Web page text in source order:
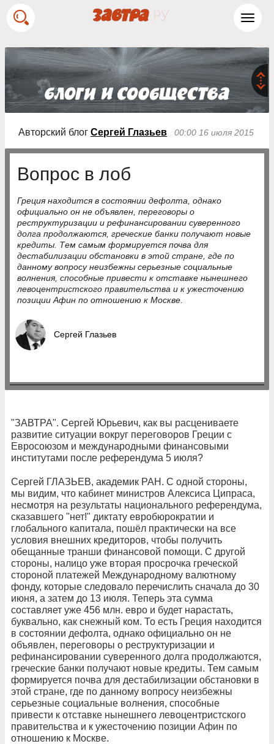
Авторский блог Сергей Глазьев 00:00 16 июля 2015
Вопрос в лоб
Греция находится в состоянии дефолта, однако
официально он не объявлен, переговоры о
реструктуризации и рефинансировании суверенного
долга продолжаются, греческие банки получают новые
кредиты. Тем самым формируется почва для
дестабилизации обстановки в этой стране, где по
данному вопросу неизбежны серьезные социальные
волнения, способные привести к отставке нынешнего
левоцентристского правительства и к ужесточению
позиции Афин по отношению к Москве.
Сергей Глазьев
"ЗАВТРА". Сергей Юрьевич, как вы расцениваете
развитие ситуации вокруг переговоров Греции с
Евросоюзом и международными финансовыми
институтами после референдума 5 июля?
Сергей ГЛАЗЬЕВ, академик РАН. С одной стороны,
мы видим, что кабинет министров Алексиса Ципраса,
несмотря на результаты национального референдума,
сказавшего "нет!" диктату евробюрократии и
глобального капитала, пошёл практически на все
условия внешних кредиторов, чтобы получить
обещанные транши финансовой помощи. С другой
стороны, налицо уже вторая просрочка греческой
стороной платежей Международному валютному
фонду, которые следовало перечислить сначала до 30
июня, а затем до 13 июля. Теперь эта сумма
составляет уже 456 млн. евро и будет нарастать,
буквально, как снежный ком. То есть Греция находится
в состоянии дефолта, однако официально он не
объявлен, переговоры о реструктуризации и
рефинансировании суверенного долга продолжаются,
греческие банки получают новые кредиты. Тем самым
формируется почва для дестабилизации обстановки в
этой стране, где по данному вопросу неизбежны
серьезные социальные волнения, способные
привести к отставке нынешнего левоцентристского
правительства и к ужесточению позиции Афин по
отношению к Москве.